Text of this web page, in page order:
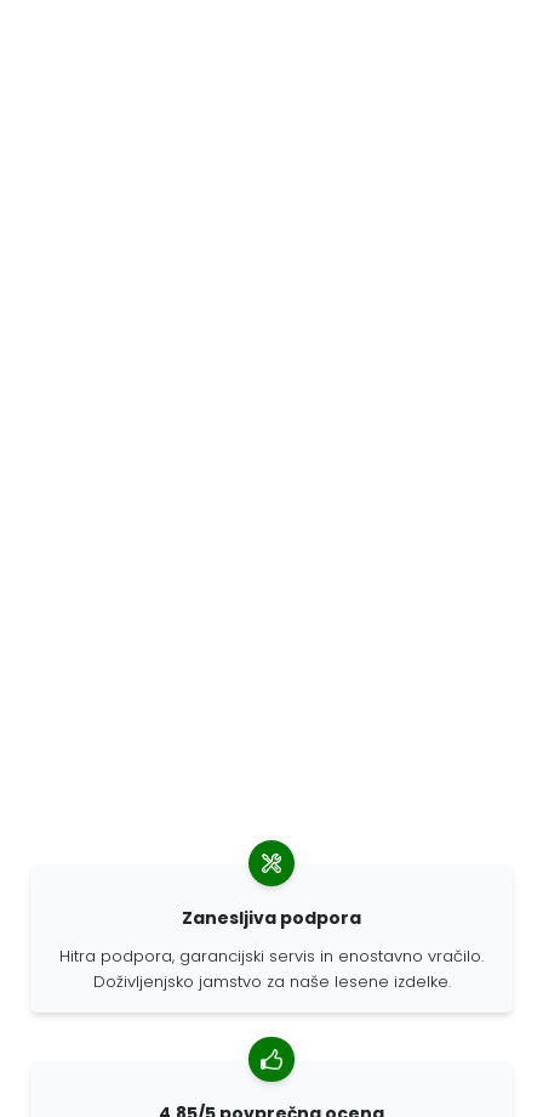
Zanesljiva podpora
Hitra podpora, garancijski servis in enostavno vračilo.
Doživljenjsko jamstvo za naše lesene izdelke.